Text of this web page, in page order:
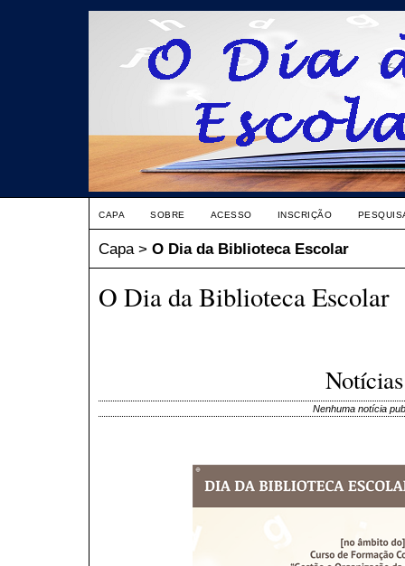
CAPA SOBRE ACESSO INSCRIÇÃO
Capa> O Dia da Biblioteca Escolar
O Dia da Biblioteca Escolar
Notícias
Nenhuma notícia